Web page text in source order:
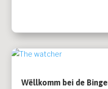
Wëllkomm bei de